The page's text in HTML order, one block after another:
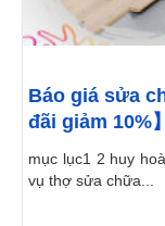
Báo giá sửa
đãi giảm 10%】
mục lục1 2 huy
vụ thợ sửa chữa...